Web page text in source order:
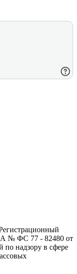
№ ФС 77 - 82480 от
по надзору в сфере